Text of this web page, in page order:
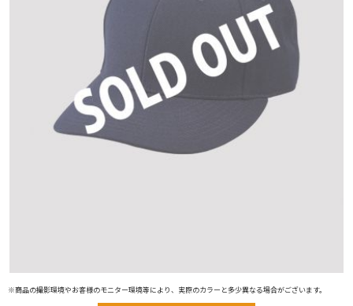
※商品の撮影環境やお客様のモニター環境等により、実際のカラーと多少異なる場合がございます。